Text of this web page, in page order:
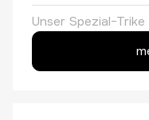
Unser Spezial-